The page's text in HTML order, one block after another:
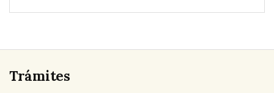
Trámites